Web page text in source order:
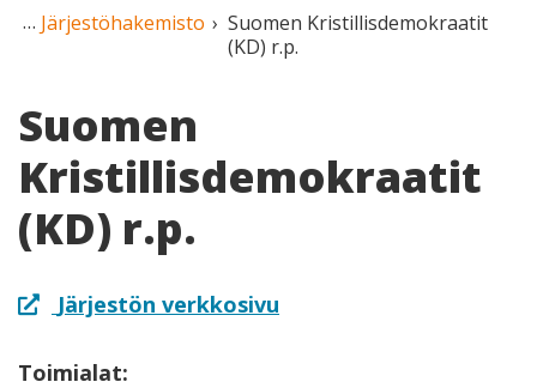
Järjestöhakemisto
Suomen Kristillisdemokraatit
(KD) r.p.
Suomen
Kristillisdemokraatit
(KD) r.p.
Järjestön verkkosivu
Toimialat: